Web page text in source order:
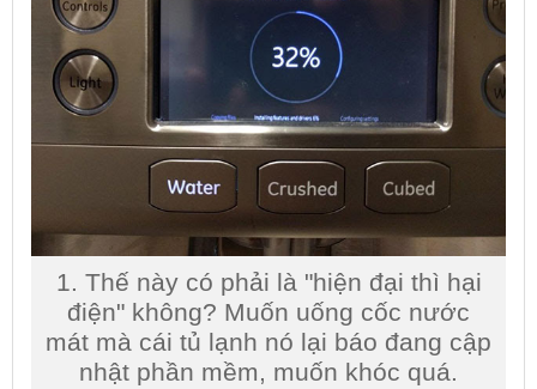
1. Thế này có phải là "hiện đại thì hại
điện" không? Muốn uống cốc nước
mát mà cái tủ lạnh nó lại báo đang cập
nhật phần mềm, muốn khóc quá.